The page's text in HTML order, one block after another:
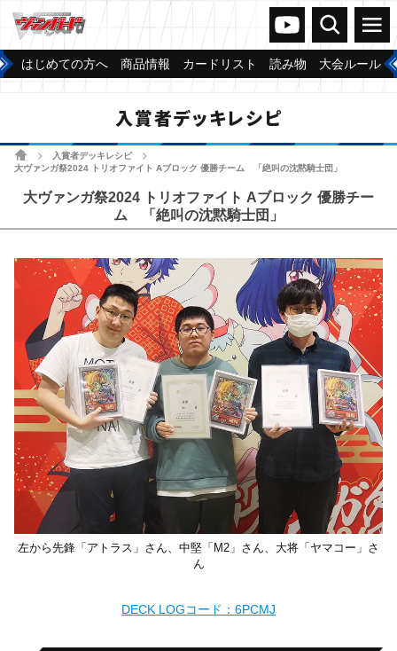
ヴァンガードch
検索 メニュー
はじめての方へ 商品情報 カードリスト 読み物 大会ルール
入賞者デッキレシピ
ホーム 入賞者デッキレシピ
大ヴァンガ祭2024 トリオファイト Aブロック 優勝チーム 「絶叫の沈黙騎士団」
大ヴァンガ祭2024 トリオファイト Aブロック 優勝チー
ム 「絶叫の沈黙騎士団」
左から先鋒「アトラス」さん、中堅「M2」さん、大将「ヤマコー」さ
ん
DECK LOGコード：6PCMJ